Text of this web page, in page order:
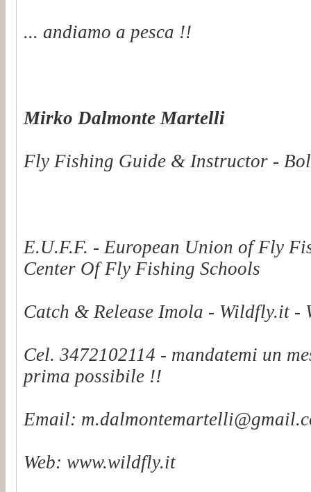
... andiamo a pesca !!
Mirko Dalmonte Martelli
Fly Fishing Guide & Instructor -
E.U.F.F. - European Union of Fly
Center Of Fly Fishing Schools
Catch & Release Imola - Wildfly.it
Cel. 3472102114 - mandatemi un
prima possibile !!
Email:
Web: www.wildfly.it